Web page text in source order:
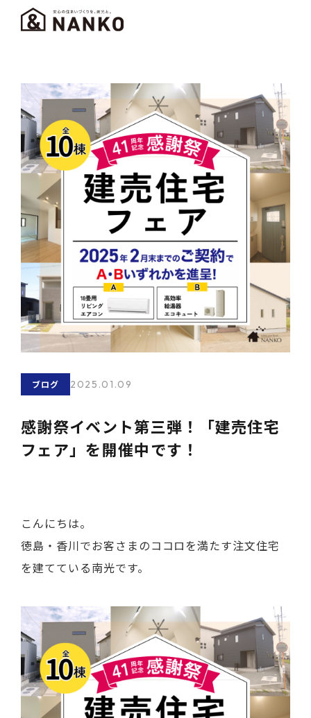
ブログ 2025.01.09
感謝祭イベント第三弾！「建売住宅
フェア」を開催中です！
こんにちは。
徳島・香川でお客さまのココロを満たす注文住宅
を建てている南光です。